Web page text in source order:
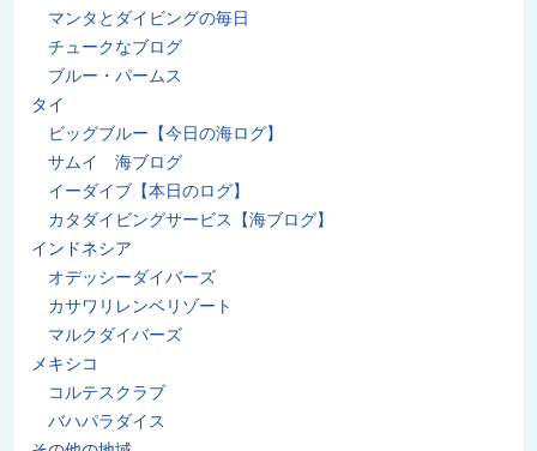
マンタとダイビングの毎日
チュークなブログ
ブルー・パームス
タイ
ビッグブルー【今日の海ログ】
サムイ 海ブログ
イーダイブ【本日のログ】
カタダイビングサービス【海ブログ】
インドネシア
オデッシーダイバーズ
カサワリレンベリゾート
マルクダイバーズ
メキシコ
コルテスクラブ
バハパラダイス